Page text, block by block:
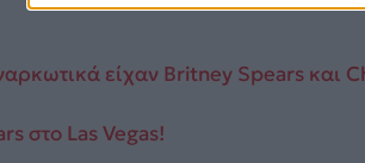
είχαν Britney Spears και
στο Las Vegas!